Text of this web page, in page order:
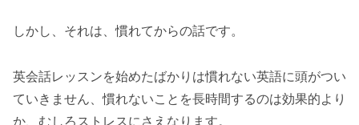
しかし、それは、慣れてからの話です。
英会話レッスンを始めたばかりは慣れない英語に頭がつい
ていきません、慣れないことを長時間するのは効果的より
か、むしろストレスにさえなります。